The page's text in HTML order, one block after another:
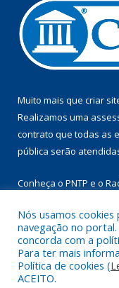
Muito mais que criar
Realizamos uma
contrato que todas as
pública serão
Conheça o PNTP e o
Todos os direitos
Nós usamos
navegação no
concorda com a
Para ter mais
Política de cookies (
ACEITO.